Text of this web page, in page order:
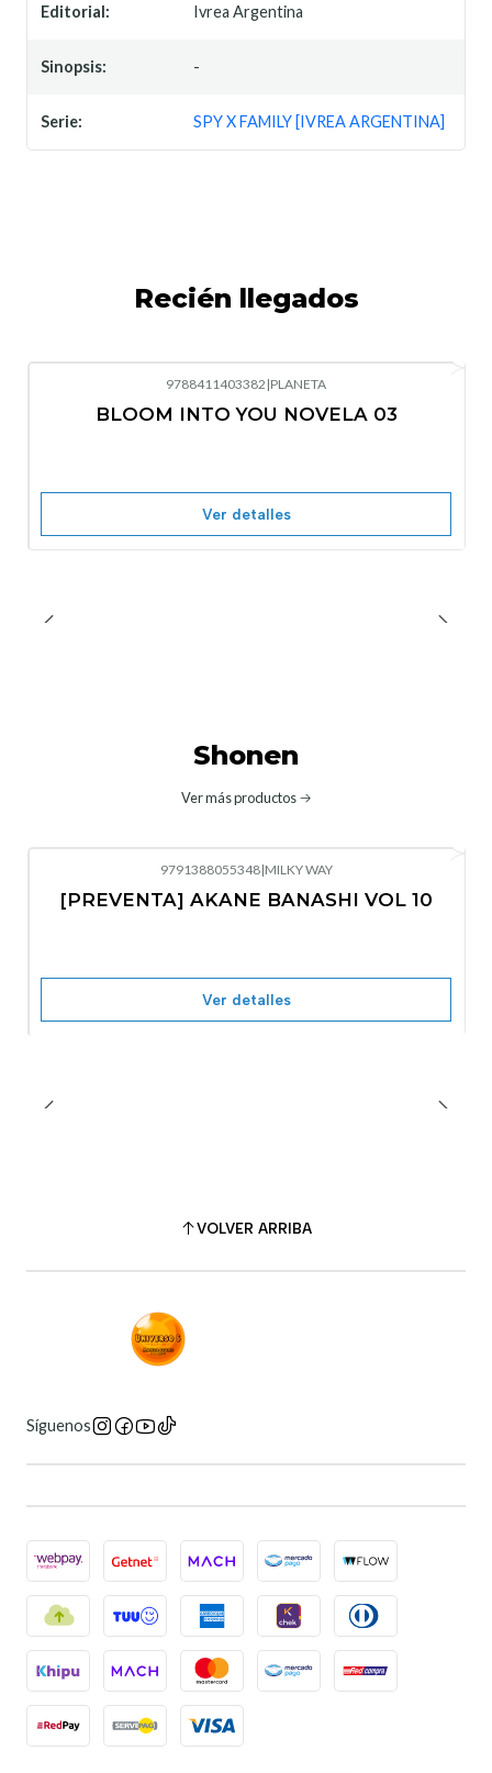
Editorial: Ivrea Argentina
Sinopsis: -
Serie: SPY X FAMILY [IVREA ARGENTINA]
Recién llegados
Nuevo
9788411403382 |PLANETA
BLOOM INTO YOU NOVELA 03
Ver detalles
Shonen
Ver más productos
No disponible
9791388055348|MILKY WAY
[PREVENTA] AKANE BANASHI VOL 10
Ver detalles
VOLVER ARRIBA
Síguenos